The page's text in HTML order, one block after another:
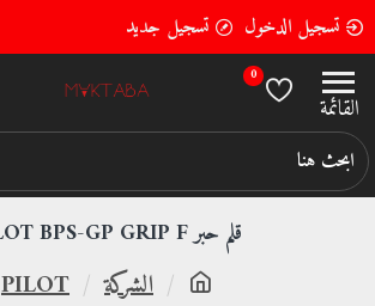
تسجيل الدخول تسجيل جديد
0
الشركة
PILOT
قلم حبر PILOT BPS-GP GRIP F